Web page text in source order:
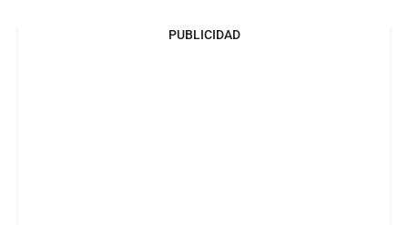
PUBLICIDAD